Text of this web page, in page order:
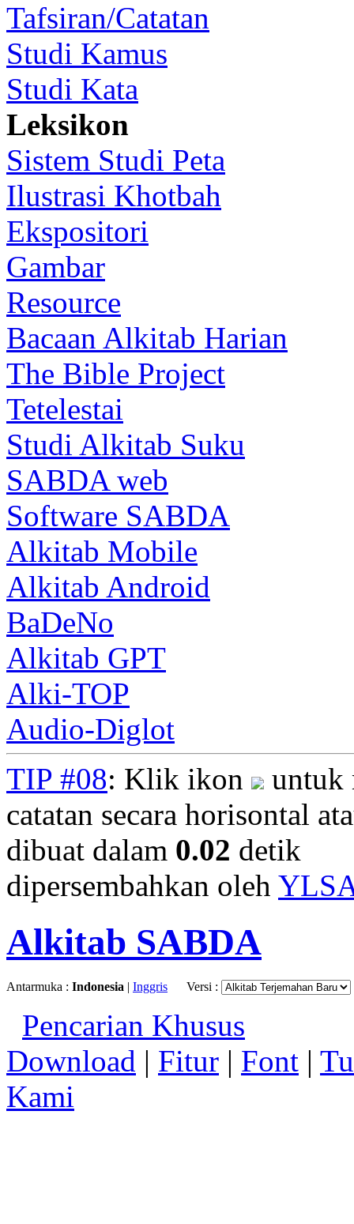
Tafsiran/Catatan
Studi Kamus
Studi Kata
Leksikon
Sistem Studi Peta
Ilustrasi Khotbah
Ekspositori
Gambar
Resource
Bacaan Alkitab Harian
The Bible Project
Tetelestai
Studi Alkitab Suku
SABDA web
Software SABDA
Alkitab Mobile
Alkitab Android
BaDeNo
Alkitab GPT
Alki-TOP
Audio-Diglot
TIP #08: Klik ikon
untuk
catatan secara horisontal
dibuat dalam 0.02 detik
dipersembahkan oleh
Alkitab SABDA
Antarmuka : Indonesia | Inggris Versi :
Pencarian Khusus
Download | Fitur | Font |
Kami